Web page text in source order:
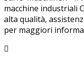
macchine industriali
alta qualità,
per maggiori